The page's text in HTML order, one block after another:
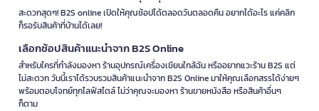
สะดวกสุดๆ! B2S online เปิดให้คุณช้อปได้ตลอดวันตลอดคืน อยากได้อะไร แค่คลิก
ก็รอรับสินค้าที่บ้านได้เลย!
เลือกช้อปสินค้าแนะนำจาก B2S Online
สำหรับใครที่กำลังมองหา ร้านอุปกรณ์เครื่องเขียนใกล้ฉัน หรืออยากแวะร้าน B2S แต่
ไม่สะดวก วันนี้เราได้รวบรวมสินค้าแนะนำจาก B2S Online มาให้คุณเลือกสรรได้ง่ายๆ
พร้อมตอบโจทย์ทุกไลฟ์สไตล์ ไม่ว่าคุณจะมองหา ร้านขายหนังสือ หรือสินค้าอื่นๆ
ก็ตาม